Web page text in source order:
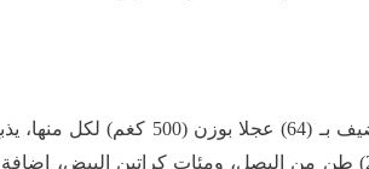
عجول يوميا، فضلا عن تجهيز (14) طنا من البطاطا، و (2) طن من البصل، ومئات كراتين